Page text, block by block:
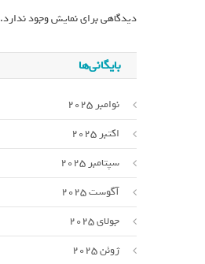
دیدگاهی برای نمایش وجود ندارد.
بایگانی‌ها
نوامبر 2025
اکتبر 2025
سپتامبر 2025
آگوست 2025
جولای 2025
ژوئن 2025